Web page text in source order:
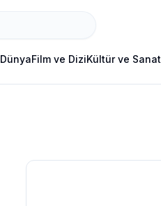
DünyaFilm ve DiziKültür ve Sanat